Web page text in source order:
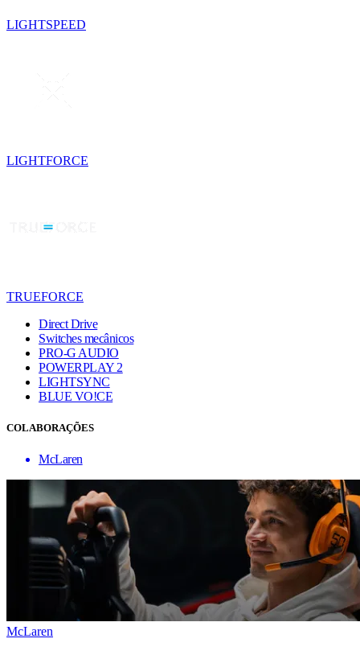
LIGHTSPEED
LIGHTFORCE
TRUEFORCE
Direct Drive
Switches mecânicos
PRO-G AUDIO
POWERPLAY 2
LIGHTSYNC
BLUE VO!CE
COLABORAÇÕES
McLaren
McLaren